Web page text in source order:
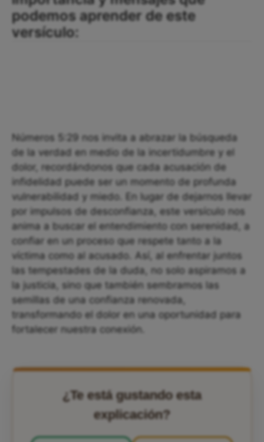
podemos aprender de este
versículo:
Números 5:29 nos invita a abrazar la búsqueda
de la verdad en medio de la incertidumbre y el
dolor, recordándonos que cada acusación de
infidelidad puede ser un momento de profunda
vulnerabilidad y miedo. En lugar de dejarnos llevar
por impulsos de desconfianza, este versículo nos
anima a buscar el entendimiento con serenidad, a
confiar en un proceso que respete tanto a la
víctima como al acusado. Así, al enfrentar juntos
las tempestades de la duda, no solo aspiramos a
la justicia, sino que también sembramos las
semillas de una confianza renovada,
transformando el dolor en una oportunidad para
fortalecer nuestra conexión.
¿Te está gustando esta
explicación?